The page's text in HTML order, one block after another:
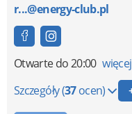
r...@energy-club.pl
Otwartedo 20:00 więcej
Szczegóły(37ocen)